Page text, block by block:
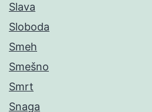
Slava
Sloboda
Smeh
Smešno
Smrt
Snaga